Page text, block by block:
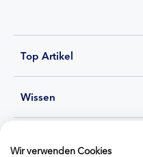
Top Artikel
Wissen
Wir verwenden Cookies